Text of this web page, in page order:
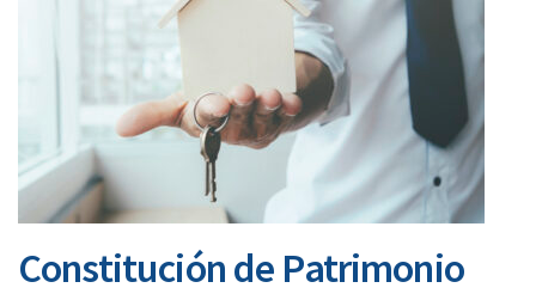
Constitución de Patrimonio